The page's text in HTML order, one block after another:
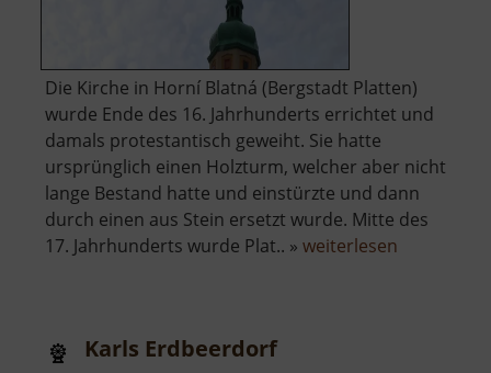
Die Kirche in Horní Blatná (Bergstadt Platten)
wurde Ende des 16. Jahrhunderts errichtet und
damals protestantisch geweiht. Sie hatte
ursprünglich einen Holzturm, welcher aber nicht
lange Bestand hatte und einstürzte und dann
durch einen aus Stein ersetzt wurde. Mitte des
17. Jahrhunderts wurde Plat.. » weiterlesen
Karls Erdbeerdorf